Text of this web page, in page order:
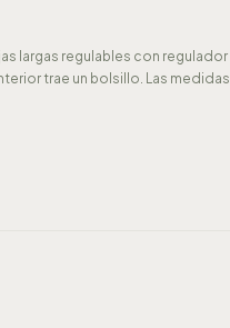
largas regulables con
trae un bolsillo. Las